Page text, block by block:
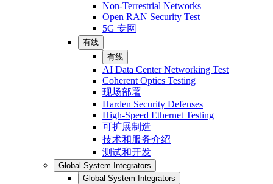
Non-Terrestrial Networks
Open RAN Security Test
5G 专网
有线
有线
AI Data Center Networking Test
Coherent Optics Testing
现场部署
Harden Security Defenses
High-Speed Ethernet Testing
可扩展制造
技术和服务介绍
测试和开发
Global System Integrators
Global System Integrators